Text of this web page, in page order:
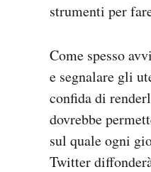
strumenti per
Come spesso
e segnalare gli
confida di
dovrebbe
sul quale ogni
Twitter